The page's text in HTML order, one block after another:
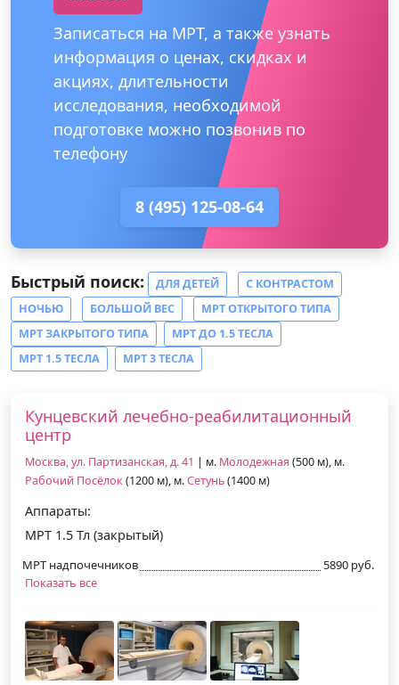
Записаться на МРТ, а также узнать
информация о ценах, скидках и
акциях, длительности
исследования, необходимой
подготовке можно позвонив по
телефону
8 (495) 125-08-64
Быстрый поиск: ДЛЯ ДЕТЕЙ
С КОНТРАСТОМ
НОЧЬЮ
БОЛЬШОЙ ВЕС
МРТ ОТКРЫТОГО ТИПА
МРТ ЗАКРЫТОГО ТИПА
МРТ ДО 1.5 ТЕСЛА
МРТ 1.5 ТЕСЛА
МРТ 3 ТЕСЛА
Кунцевский лечебно-реабилитационный
центр
Москва, ул. Партизанская, д. 41 | м. Молодежная (500 м), м.
Рабочий Посёлок(1200 м), м.Сетунь(1400 м)
Аппараты:
МРТ 1.5 Тл (закрытый)
МРТ надпочечников
5890 руб.
Показать все